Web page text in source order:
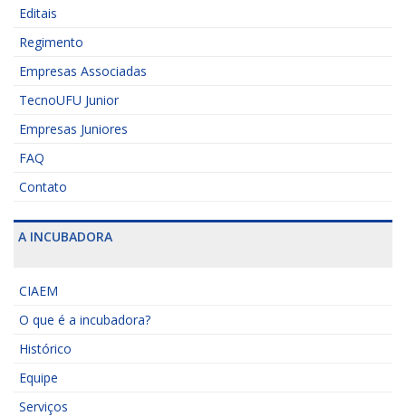
Editais
Regimento
Empresas Associadas
TecnoUFU Junior
Empresas Juniores
FAQ
Contato
A INCUBADORA
CIAEM
O que é a incubadora?
Histórico
Equipe
Serviços